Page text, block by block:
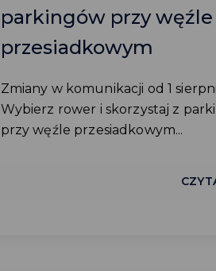
parkingów przy węźle
przesiadkowym
Zmiany w komunikacji od 1
Wybierz rower i skorzystaj z
przy węźle przesiadkowym...